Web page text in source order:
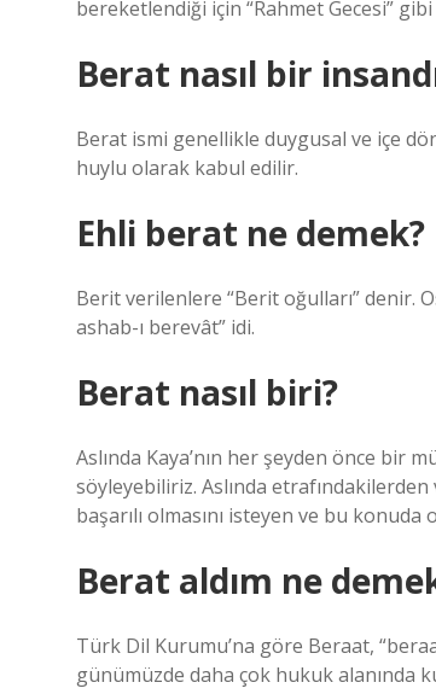
bereketlendiği için “Rahmet Gecesi”
Berat nasıl bir
Berat ismi genellikle duygusal ve içe
huylu olarak kabul edilir.
Ehli berat ne demek?
Berit verilenlere “Berit oğulları” denir.
ashab-ı berevât” idi.
Berat nasıl biri?
Aslında Kaya’nın her şeyden önce bir
söyleyebiliriz. Aslında
başarılı olmasını isteyen ve bu
Berat aldım ne
Türk Dil Kurumu’na göre Beraat,
günümüzde daha çok hukuk alanında